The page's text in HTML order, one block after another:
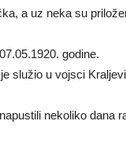
a uz neka su
godine.
služio u vojsci
nekoliko dana